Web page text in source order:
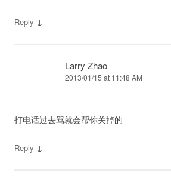
Reply ↓
Larry Zhao
2013/01/15 at 11:48 AM
打电话过去骂就会帮你关掉的
Reply ↓